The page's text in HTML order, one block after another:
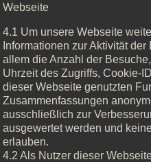
Webseite
4.1 Um unsere Webseite
Informationen zur Aktivität
allem die Anzahl der
Uhrzeit des Zugriffs, Cookie-
dieser Webseite genutzten
Zusammenfassungen
ausschließlich zur
ausgewertet werden und
erlauben.
4.2 Als Nutzer dieser